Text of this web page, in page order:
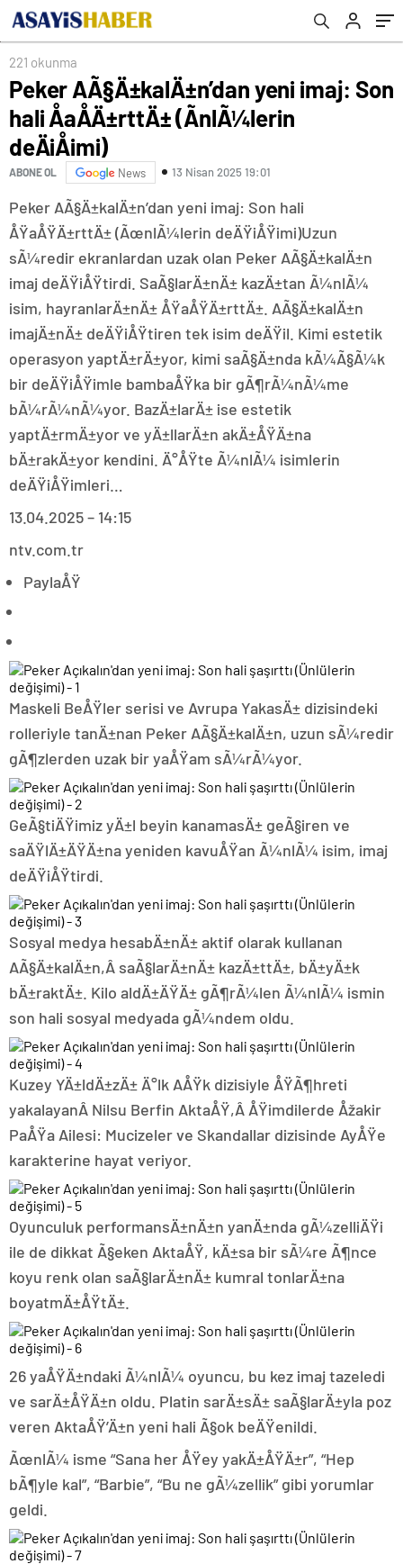
221 okunma
Peker AÃ§Ä±kalÄ±n’dan yeni imaj: Son
hali ÅaÅÄ±rttÄ± (ÃnlÃ¼lerin
deÄiÅimi)
ABONE OL News 13 Nisan 2025 19:01
Peker AÃ§Ä±kalÄ±n’dan yeni imaj: Son hali
ÅŸaÅŸÄ±rttÄ± (ÃœnlÃ¼lerin deÄŸiÅŸimi)Uzun
sÃ¼redir ekranlardan uzak olan Peker AÃ§Ä±kalÄ±n
imaj deÄŸiÅŸtirdi. SaÃ§larÄ±nÄ± kazÄ±tan Ã¼nlÃ¼
isim, hayranlarÄ±nÄ± ÅŸaÅŸÄ±rttÄ±. AÃ§Ä±kalÄ±n
imajÄ±nÄ± deÄŸiÅŸtiren tek isim deÄŸil. Kimi estetik
operasyon yaptÄ±rÄ±yor, kimi saÃ§Ä±nda kÃ¼Ã§Ã¼k
bir deÄŸiÅŸimle bambaÅŸka bir gÃ¶rÃ¼nÃ¼me
bÃ¼rÃ¼nÃ¼yor. BazÄ±larÄ± ise estetik
yaptÄ±rmÄ±yor ve yÄ±llarÄ±n akÄ±ÅŸÄ±na
bÄ±rakÄ±yor kendini. Ä°ÅŸte Ã¼nlÃ¼ isimlerin
deÄŸiÅŸimleri…
13.04.2025 – 14:15
ntv.com.tr
PaylaÅŸ
Maskeli BeÅŸler serisi ve Avrupa YakasÄ± dizisindeki
rolleriyle tanÄ±nan Peker AÃ§Ä±kalÄ±n, uzun sÃ¼redir
gÃ¶zlerden uzak bir yaÅŸam sÃ¼rÃ¼yor.
GeÃ§tiÄŸimiz yÄ±l beyin kanamasÄ± geÃ§iren ve
saÄŸlÄ±ÄŸÄ±na yeniden kavuÅŸan Ã¼nlÃ¼ isim, imaj
deÄŸiÅŸtirdi.
Sosyal medya hesabÄ±nÄ± aktif olarak kullanan
AÃ§Ä±kalÄ±n,Â saÃ§larÄ±nÄ± kazÄ±ttÄ±, bÄ±yÄ±k
bÄ±raktÄ±. Kilo aldÄ±ÄŸÄ± gÃ¶rÃ¼len Ã¼nlÃ¼ ismin
son hali sosyal medyada gÃ¼ndem oldu.
Kuzey YÄ±ldÄ±zÄ± Ä°lk AÅŸk dizisiyle ÅŸÃ¶hreti
yakalayanÂ Nilsu Berfin AktaÅŸ,Â ÅŸimdilerde Åžakir
PaÅŸa Ailesi: Mucizeler ve Skandallar dizisinde AyÅŸe
karakterine hayat veriyor.
Oyunculuk performansÄ±nÄ±n yanÄ±nda gÃ¼zelliÄŸi
ile de dikkat Ã§eken AktaÅŸ, kÄ±sa bir sÃ¼re Ã¶nce
koyu renk olan saÃ§larÄ±nÄ± kumral tonlarÄ±na
boyatmÄ±ÅŸtÄ±.
26 yaÅŸÄ±ndaki Ã¼nlÃ¼ oyuncu, bu kez imaj tazeledi
ve sarÄ±ÅŸÄ±n oldu. Platin sarÄ±sÄ± saÃ§larÄ±yla poz
veren AktaÅŸ’Ä±n yeni hali Ã§ok beÄŸenildi.
ÃœnlÃ¼ isme “Sana her ÅŸey yakÄ±ÅŸÄ±r”, “Hep
bÃ¶yle kal”, “Barbie”, “Bu ne gÃ¼zellik” gibi yorumlar
geldi.